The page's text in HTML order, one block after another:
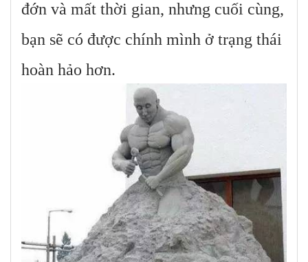
đớn và mất thời gian, nhưng cuối cùng,
bạn sẽ có được chính mình ở trạng thái
hoàn hảo hơn.